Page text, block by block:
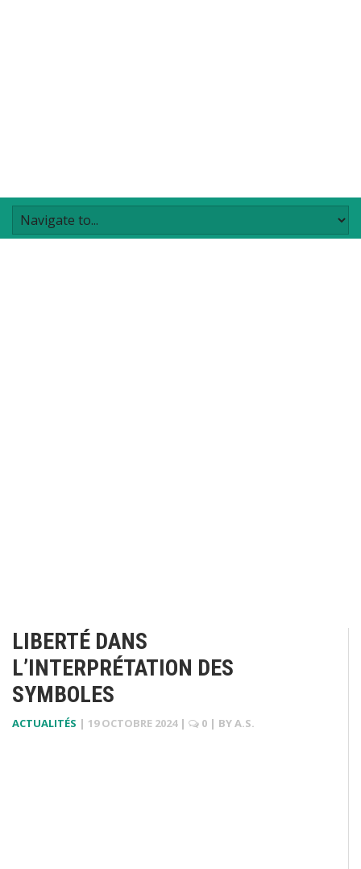
LIBERTÉ DANS
L’INTERPRÉTATION DES
SYMBOLES
ACTUALITÉS | 19 OCTOBRE 2024 | 0 | BYA.S.